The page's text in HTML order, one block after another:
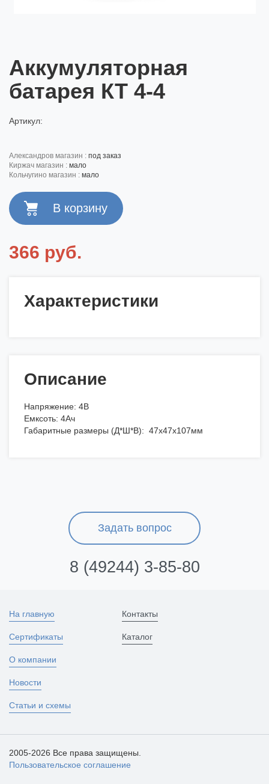
Аккумуляторная
батарея КТ 4-4
Артикул:
александров магазин : под заказ
киржач магазин : мало
кольчугино магазин : мало
366 руб.
Характеристики
Описание
Напряжение: 4В
Емксоть: 4Ач
Габаритные размеры (Д*Ш*В): 47x47x107мм
Задать вопрос
8 (49244) 3-85-80
На главную
Сертификаты
О компании
Новости
Статьи и схемы
Контакты
Каталог
2005-2026 Все права защищены.
Пользовательское соглашение